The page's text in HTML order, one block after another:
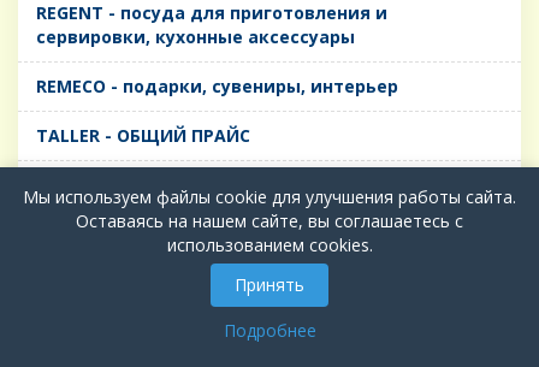
REGENT - посуда для приготовления и
сервировки, кухонные аксессуары
REMECO - подарки, сувениры, интерьер
TALLER - ОБЩИЙ ПРАЙС
TIMA - посуда для приготовления и сервировки,
кухонные аксессуары
БИОСТАЛЬ - ТЕРМОСА
Мы используем файлы cookie для улучшения работы сайта.
Оставаясь на нашем сайте, вы соглашаетесь с
использованием cookies.
Принять
Подробнее